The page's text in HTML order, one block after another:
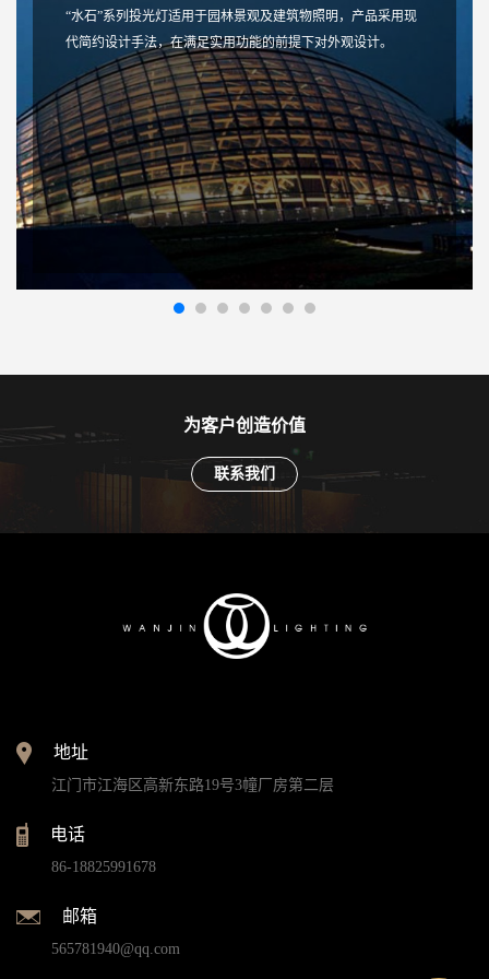
“水石”系列投光灯适用于园林景观及建筑物照明，产品采用现
代简约设计手法，在满足实用功能的前提下对外观设计。
为客户创造价值
联系我们
地址
江门市江海区高新东路19号3幢厂房第二层
电话
86-18825991678
邮箱
565781940@qq.com